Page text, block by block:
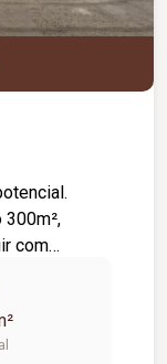
com
mais
Aceita
e também